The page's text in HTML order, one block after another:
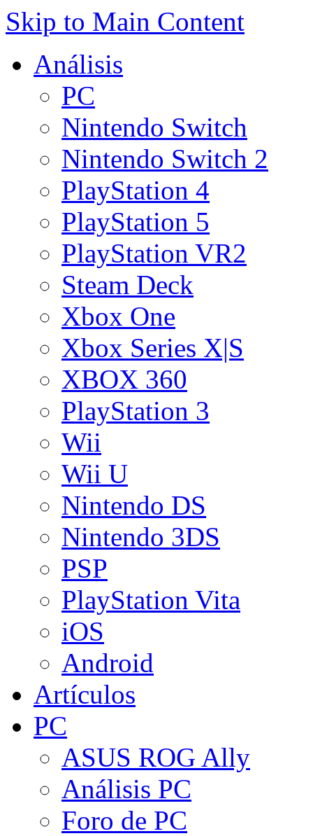
Skip to Main Content
Análisis
PC
Nintendo Switch
Nintendo Switch 2
PlayStation 4
PlayStation 5
PlayStation VR2
Steam Deck
Xbox One
Xbox Series X|S
XBOX 360
PlayStation 3
Wii
Wii U
Nintendo DS
Nintendo 3DS
PSP
PlayStation Vita
iOS
Android
Artículos
PC
ASUS ROG Ally
Análisis PC
Foro de PC